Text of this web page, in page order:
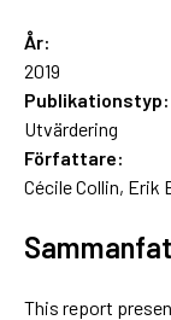
År:
2019
Publikationstyp:
Utvärdering
Författare:
Cécile Collin, Erik
This report